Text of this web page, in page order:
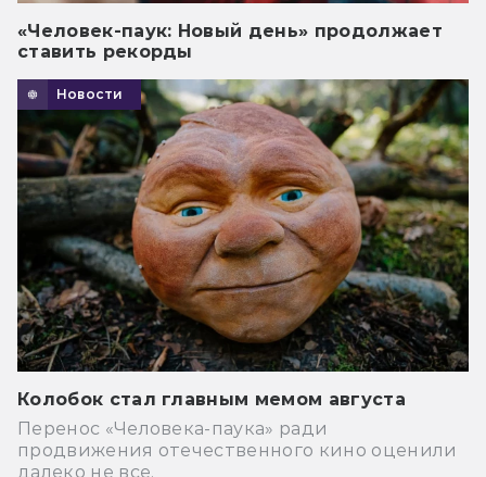
«Человек-паук: Новый день» продолжает
ставить рекорды
Новости
Колобок стал главным мемом августа
Перенос «Человека-паука» ради
продвижения отечественного кино оценили
далеко не все.